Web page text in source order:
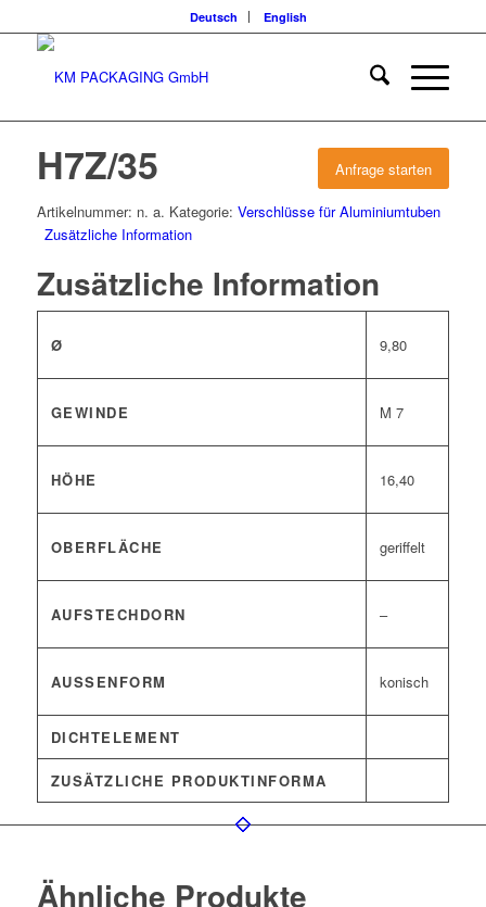
Deutsch English
Anfrage starten
H7Z/35
Artikelnummer: n. a. Kategorie: Verschlüsse für Aluminiumtuben
Zusätzliche Information
Zusätzliche Information
Ø 9,80
GEWINDE M 7
HÖHE 16,40
OBERFLÄCHE geriffelt
AUFSTECHDORN –
AUSSENFORM konisch
DICHTELEMENT
ZUSÄTZLICHE PRODUKTINFORMA
Ähnliche Produkte